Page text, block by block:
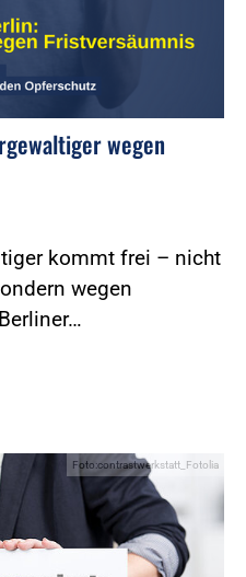
wegen
kommt frei – nicht
wegen
Foto:contrastwerkstatt_Fotolia